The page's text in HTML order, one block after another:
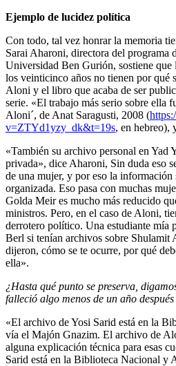
Ejemplo de lucidez política
Con todo, tal vez honrar la memoria
Sarai Aharoni, directora del programa
Universidad Ben Gurión, sostiene que
los veinticinco años no tienen por qué
Aloni y el libro que acaba de ser
serie. «El trabajo más serio sobre ella
Aloni´, de Anat Saragusti, 2008 (
v=ZTYd1yzy_dk&t=19s, en hebreo),
«También su archivo personal en Yad
privada», dice Aharoni, Sin duda eso
de una mujer, y por eso la información
organizada. Eso pasa con muchas
Golda Meir es mucho más reducido
ministros. Pero, en el caso de Aloni,
derrotero político. Una estudiante mía
Berl si tenían archivos sobre Shulamit
dijeron, cómo se te ocurre, por qué
ella».
¿Hasta qué punto se preserva,
falleció algo menos de un año
«El archivo de Yosi Sarid está en la
vía el Majón Gnazim. El archivo de
alguna explicación técnica para esas
Sarid está en la Biblioteca Nacional y